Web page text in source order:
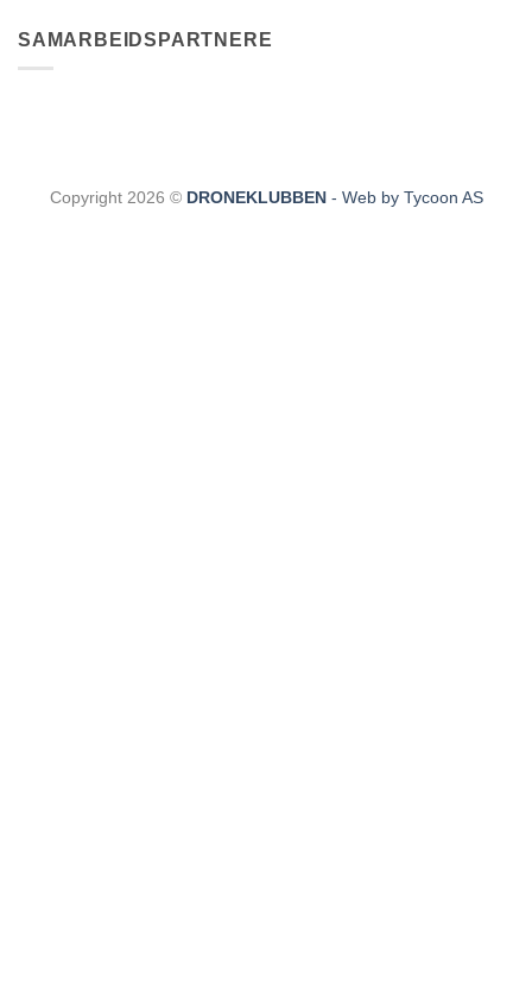
SAMARBEIDSPARTNERE
Copyright 2026 © DRONEKLUBBEN - Web by Tycoon AS